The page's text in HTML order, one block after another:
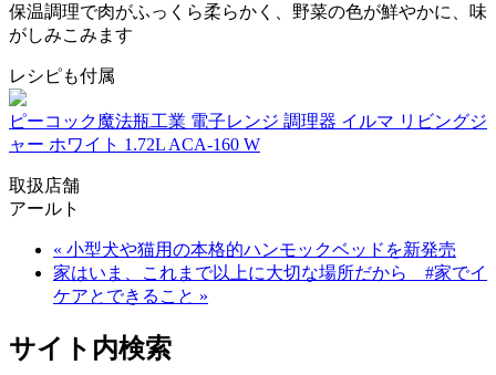
保温調理で肉がふっくら柔らかく、野菜の色が鮮やかに、味
がしみこみます
レシピも付属
ピーコック魔法瓶工業 電子レンジ 調理器 イルマ リビングジ
ャー ホワイト 1.72L ACA-160 W
取扱店舗
アールト
« 小型犬や猫用の本格的ハンモックベッドを新発売
家はいま、これまで以上に大切な場所だから #家でイ
ケアとできること »
サイト内検索